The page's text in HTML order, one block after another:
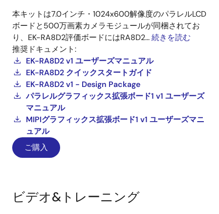
本キットは7.0インチ・1024x600解像度のパラレルLCD
ボードと500万画素カメラモジュールが同梱されてお
り、EK-RA8D2評価ボードにはRA8D2...続きを読む
推奨ドキュメント:
EK-RA8D2 v1 ユーザーズマニュアル
EK-RA8D2 クイックスタートガイド
EK-RA8D2 v1 - Design Package
パラレルグラフィックス拡張ボード1 v1 ユーザーズ
マニュアル
MIPIグラフィックス拡張ボード1 v1 ユーザーズマニ
ュアル
ご購入
ビデオ&トレーニング